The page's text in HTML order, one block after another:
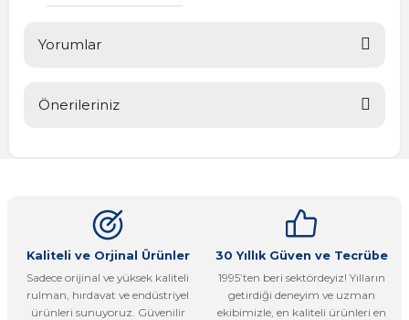
Yorumlar
Önerileriniz
Görüş ve önerileriniz için teşekkür ederiz.
Ürün resmi kalitesiz, bozuk veya görüntülenemiyor.
Ürün açıklamasında eksik bilgiler bulunuyor.
Ürün bilgilerinde hatalar bulunuyor.
Kaliteli ve Orjinal Ürünler
Sadece orijinal ve yüksek kaliteli
rulman, hırdavat ve endüstriyel
ürünleri sunuyoruz. Güvenilir
30 Yıllık Güven ve Tecrübe
1995’ten beri sektördeyiz! Yılların
getirdiği deneyim ve uzman
ekibimizle, en kaliteli ürünleri en